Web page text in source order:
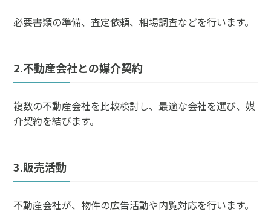
必要書類の準備、査定依頼、相場調査などを行います。
2.不動産会社との媒介契約
複数の不動産会社を比較検討し、最適な会社を選び、媒
介契約を結びます。
3.販売活動
不動産会社が、物件の広告活動や内覧対応を行います。